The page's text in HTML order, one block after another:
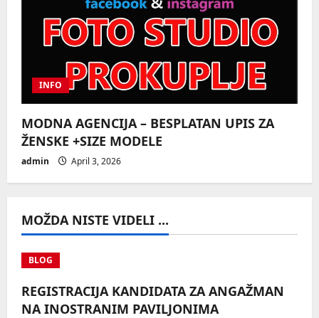
INFO
MODNA AGENCIJA – BESPLATAN UPIS ZA
ŽENSKE +SIZE MODELE
admin April 3, 2026
MOŽDA NISTE VIDELI ...
BLOG
REGISTRACIJA KANDIDATA ZA ANGAŽMAN
NA INOSTRANIM PAVILJONIMA